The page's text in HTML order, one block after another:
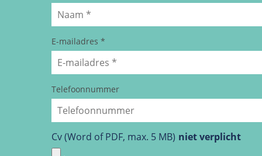
E-mailadres *
Telefoonnummer
Cv (Word of PDF, max. 5 MB)